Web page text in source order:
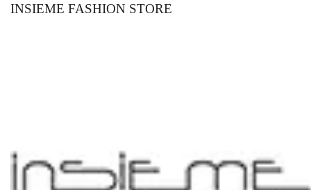
INSIEME FASHION STORE